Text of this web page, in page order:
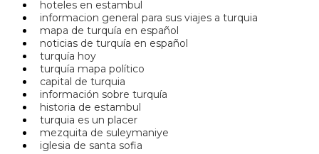
hoteles en estambul
informacion general para sus viajes a turquia
mapa de turquía en español
noticias de turquía en español
turquía hoy
turquía mapa político
capital de turquia
información sobre turquía
historia de estambul
turquia es un placer
mezquita de suleymaniye
iglesia de santa sofia